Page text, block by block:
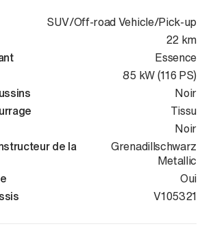
SUV/Off-road Vehicle/Pick-up
22 km
Essence
85 kW (116 PS)
Noir
Tissu
Noir
de la
Grenadillschwarz
Metallic
Oui
WVGZZZA20TV105321